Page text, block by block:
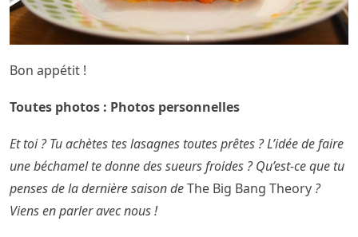
Bon appétit !
Toutes photos : Photos personnelles
Et toi ? Tu achètes tes lasagnes toutes prêtes ? L’idée de faire
une béchamel te donne des sueurs froides ? Qu’est-ce que tu
penses de la dernière saison deThe Big Bang Theory ?
Viens en parler avec nous !